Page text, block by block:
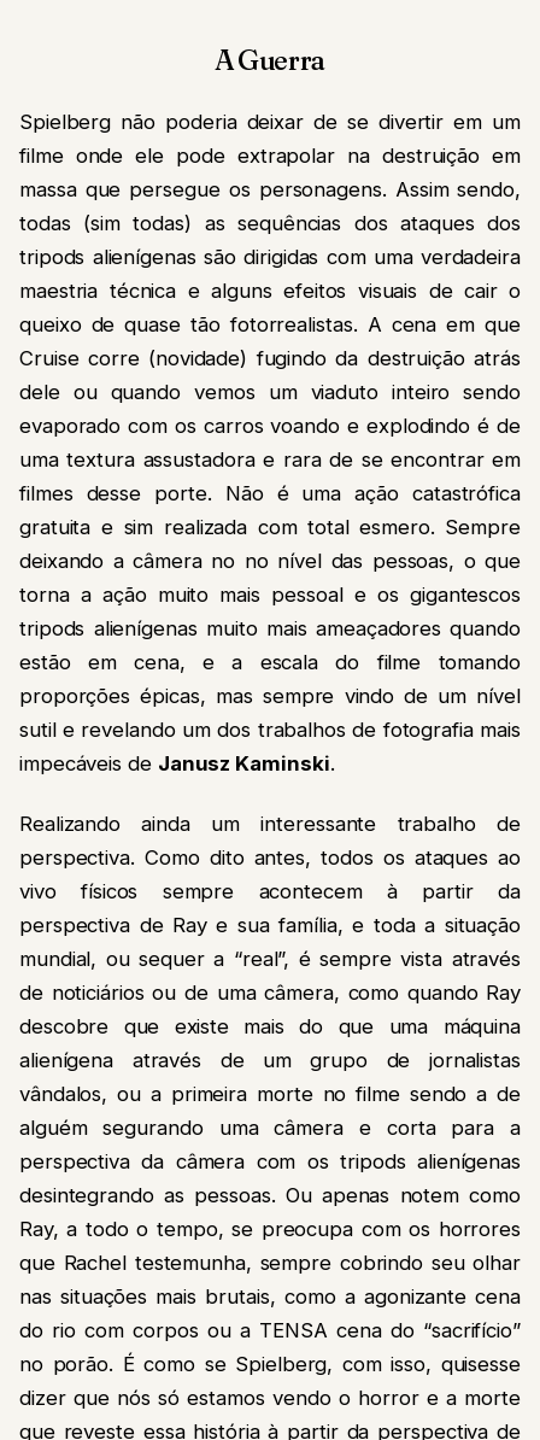
A Guerra
Spielberg não poderia deixar de se divertir em um
filme onde ele pode extrapolar na destruição em
massa que persegue os personagens. Assim sendo,
todas (sim todas) as sequências dos ataques dos
tripods alienígenas são dirigidas com uma verdadeira
maestria técnica e alguns efeitos visuais de cair o
queixo de quase tão fotorrealistas. A cena em que
Cruise corre (novidade) fugindo da destruição atrás
dele ou quando vemos um viaduto inteiro sendo
evaporado com os carros voando e explodindo é de
uma textura assustadora e rara de se encontrar em
filmes desse porte. Não é uma ação catastrófica
gratuita e sim realizada com total esmero. Sempre
deixando a câmera no no nível das pessoas, o que
torna a ação muito mais pessoal e os gigantescos
tripods alienígenas muito mais ameaçadores quando
estão em cena, e a escala do filme tomando
proporções épicas, mas sempre vindo de um nível
sutil e revelando um dos trabalhos de fotografia mais
impecáveis de Janusz Kaminski.
Realizando ainda um interessante trabalho de
perspectiva. Como dito antes, todos os ataques ao
vivo físicos sempre acontecem à partir da
perspectiva de Ray e sua família, e toda a situação
mundial, ou sequer a “real”, é sempre vista através
de noticiários ou de uma câmera, como quando Ray
descobre que existe mais do que uma máquina
alienígena através de um grupo de jornalistas
vândalos, ou a primeira morte no filme sendo a de
alguém segurando uma câmera e corta para a
perspectiva da câmera com os tripods alienígenas
desintegrando as pessoas. Ou apenas notem como
Ray, a todo o tempo, se preocupa com os horrores
que Rachel testemunha, sempre cobrindo seu olhar
nas situações mais brutais, como a agonizante cena
do rio com corpos ou a TENSA cena do “sacrifício”
no porão. É como se Spielberg, com isso, quisesse
dizer que nós só estamos vendo o horror e a morte
que reveste essa história à partir da perspectiva de